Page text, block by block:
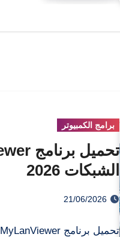
برامج الكمبيوتر
الشبكات 2026
21/06/2026